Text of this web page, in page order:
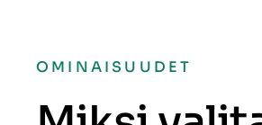
OMINAISUUDET